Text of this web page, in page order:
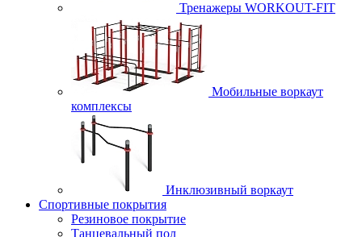
Тренажеры WORKOUT-FIT
Мобильные воркаут
комплексы
Инклюзивный воркаут
Спортивные покрытия
Резиновое покрытие
Танцевальный пол